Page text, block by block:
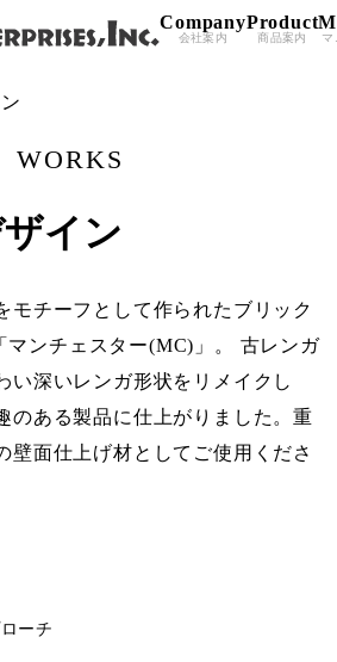
Company
会社案内
Product
商品案内 マ
WORKS
イン
モチーフとして作られたブリック
マンチェスター(MC)」。 古レンガ
い深いレンガ形状をリメイクし
のある製品に仕上がりました。重
壁面仕上げ材としてご使用くださ
ーチ